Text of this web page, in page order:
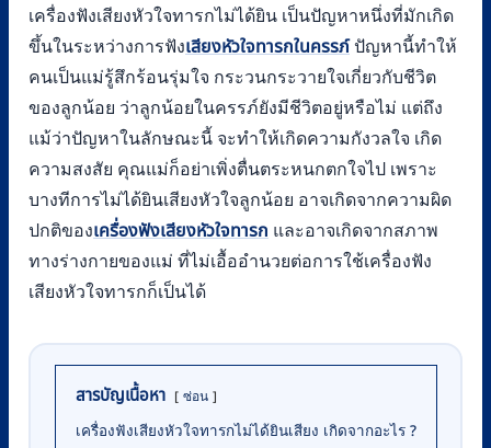
เครื่องฟังเสียงหัวใจทารกไม่ได้ยิน เป็นปัญหาหนึ่งที่มักเกิด
ขึ้นในระหว่างการฟังเสียงหัวใจทารกในครรภ์ปัญหานี้ทำให้
คนเป็นแม่รู้สึกร้อนรุ่มใจ กระวนกระวายใจเกี่ยวกับชีวิต
ของลูกน้อย ว่าลูกน้อยในครรภ์ยังมีชีวิตอยู่หรือไม่ แต่ถึง
แม้ว่าปัญหาในลักษณะนี้ จะทำให้เกิดความกังวลใจ เกิด
ความสงสัย คุณแม่ก็อย่าเพิ่งตื่นตระหนกตกใจไป เพราะ
บางทีการไม่ได้ยินเสียงหัวใจลูกน้อย อาจเกิดจากความผิด
ปกติของเครื่องฟังเสียงหัวใจทารก และอาจเกิดจากสภาพ
ทางร่างกายของแม่ ที่ไม่เอื้ออำนวยต่อการใช้เครื่องฟัง
เสียงหัวใจทารกก็เป็นได้
สารบัญเนื้อหา ซ่อน
เครื่องฟังเสียงหัวใจทารกไม่ได้ยินเสียง เกิดจากอะไร ?